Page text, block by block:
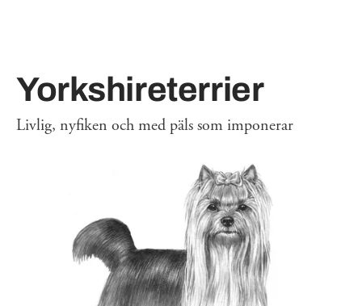
Yorkshireterrier
Livlig, nyfiken och med päls som imponerar